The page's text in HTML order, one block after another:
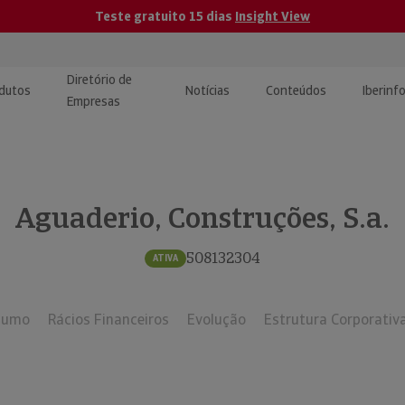
Teste gratuito 15 dias Insight View
e Monitorização de
Diretório de
Empresas
Notícias Conteúdos
| Estudos e
Aguaderio, Construções, S.a.
ATIVA 508132304
Rácios Financeiros Evolução Estrutura Corporativa